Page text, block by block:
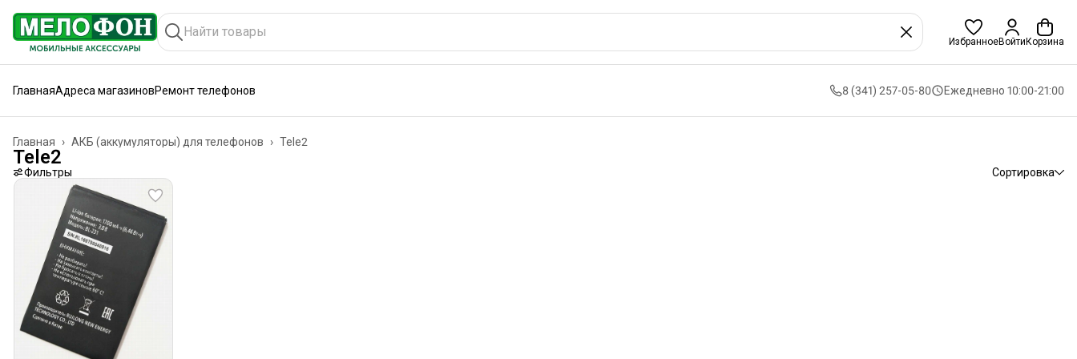
ИзбранноеВойти Корзина
ГлавнаяАдреса магазиновРемонт телефонов 8 (341) 257-05-80 Ежедневно 10:00-21:00
Tele2
АКБ (аккумуляторы) для телефонов ›
Главная ›
Tele2
Фильтры Сортировка